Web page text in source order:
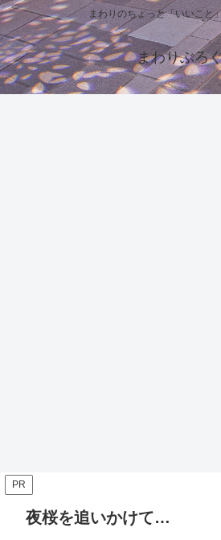
まわりのちょっと「いいこと
まわりぶろ
PR
夜桜を追いかけて…